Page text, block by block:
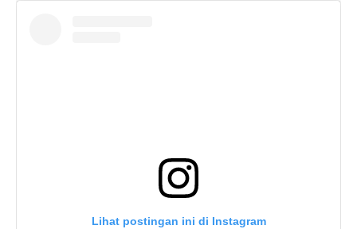
Lihat postingan ini di Instagram